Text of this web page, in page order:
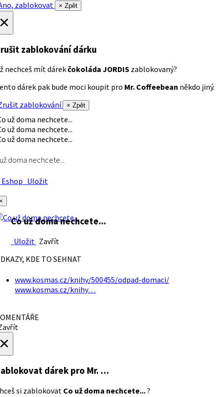
zablokovat
× Zpět
zablokování dárku
nechceš mít dárekčokoláda JORDIS zablokovaný?
dárek pak bude moci koupit pro Mr. Coffeebean někdo jiný.
zablokování
× Zpět
doma nechcete...
Uložit
Co už doma nechcete...
Uložit Zavřít
KDE TO SEHNAT
www.kosmas.cz/knihy/500455/odpad-domaci/
www.kosmas.cz/knihy…
dárek pro Mr. …
si zablokovat Co už doma nechcete...?